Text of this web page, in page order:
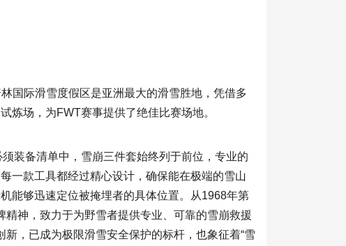
国际滑雪度假区是亚洲最大的滑雪胜地，凭借多
炼场，为FWT赛事提供了绝佳比赛场地。
装备清单中，雪崩三件套始终列于前位，专业的
一款工具都经过精心设计，确保能在极端的雪山
能够迅速定位被掩埋者的具体位置。从1968年第
神，致力于为野雪者提供专业、可靠的雪崩救援
，已成为极限滑雪安全保护的标杆，也象征着“雪